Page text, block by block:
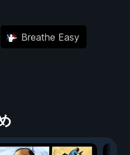
Breathe Easy